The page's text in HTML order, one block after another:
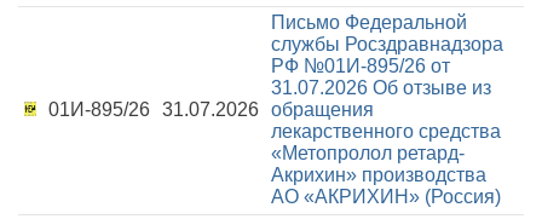
01И-895/26 31.07.2026
Письмо Федеральной
службы Росздравнадзора
РФ №01И-895/26 от
31.07.2026 Об отзыве из
обращения
лекарственного средства
«Метопролол ретард-
Акрихин» производства
АО «АКРИХИН» (Россия)